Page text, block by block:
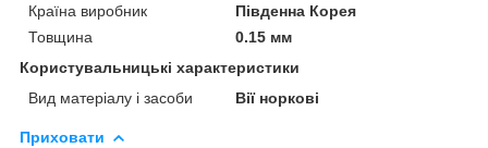
Країна виробник
Південна Корея
Товщина
0.15 мм
Користувальницькі характеристики
Вид матеріалу і засоби
Вії норкові
Приховати